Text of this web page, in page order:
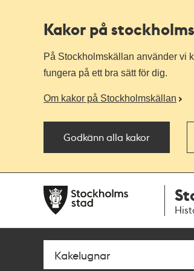
Kakor på
På Stockholmskällan använder vi
fungera på ett bra sätt för dig.
Om kakor på Stockholmskällan
Godkänn alla kakor
navigationen
huvudinnehållet
Sök